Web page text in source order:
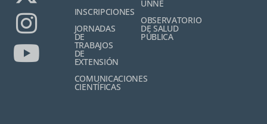
INSCRIPCIONES
JORNADAS
DE
TRABAJOS
DE
EXTENSIÓN
COMUNICACIONES
CIENTÍFICAS
UNNE
OBSERVATORIO
DE SALUD
PÚBLICA